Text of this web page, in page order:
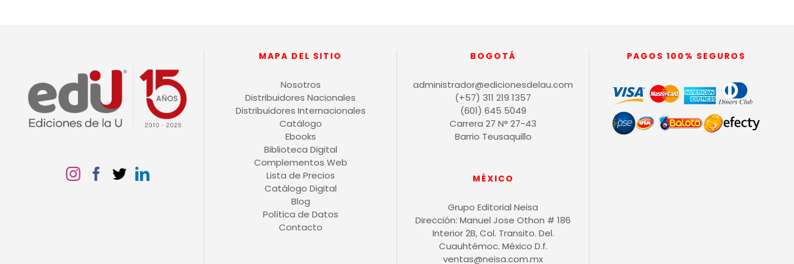
MAPA DEL SITIO
Nosotros
Distribuidores Nacionales
Distribuidores Internacionales
Catálogo
Ebooks
Biblioteca Digital
Complementos Web
Lista de Precios
Catálogo Digital
Blog
Política de Datos
Contacto
BOGOTÁ
administrador@edicionesdelau.com
(+57) 311 219 1357
(601) 645 5049
Carrera 27 N° 27-43
Barrio Teusaquillo
MÉXICO
Grupo Editorial Neisa
Dirección: Manuel Jose Othon # 186
Interior 2B, Col. Transito. Del.
Cuauhtémoc. México D.f.
ventas@neisa.com.mx
PAGOS 100% SEGUROS